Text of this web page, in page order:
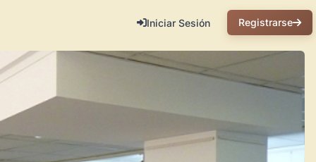
Iniciar Sesión Registrarse